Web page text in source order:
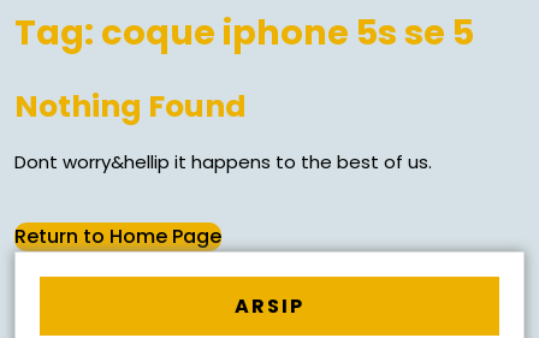
Tag: coque iphone 5s se 5
Nothing Found
Dont worry&hellip it happens to the best of us.
Return to Home Page
ARSIP